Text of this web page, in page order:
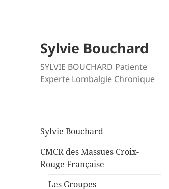
Sylvie Bouchard
SYLVIE BOUCHARD Patiente
Experte Lombalgie Chronique
Sylvie Bouchard
CMCR des Massues Croix-
Rouge Française
Les Groupes